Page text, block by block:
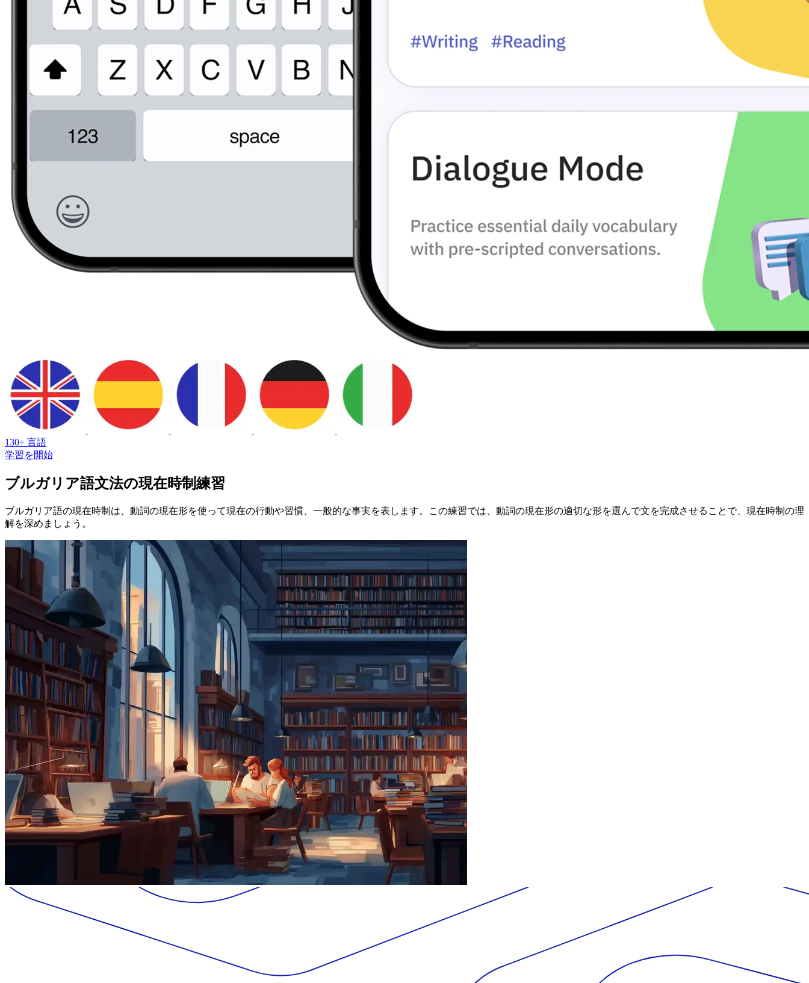
130+ 言語
学習を開始
ブルガリア語文法の現在時制練習
ブルガリア語の現在時制は、動詞の現在形を使って現在の行動や習慣、一般的な事実を表します。この練習では、動詞の現在形の適切な形を選んで文を完成させることで、現在時制の理
解を深めましょう。